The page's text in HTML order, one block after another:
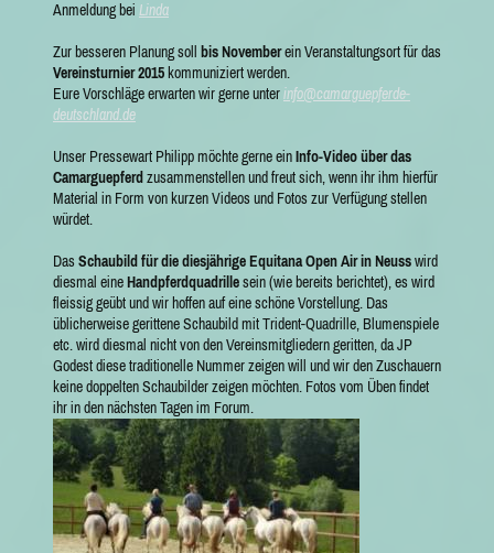
Anmeldung bei Linda
Zur besseren Planung soll bis Novemberein Veranstaltungsort für das
Vereinsturnier 2015 kommuniziert werden.
Eure Vorschläge erwarten wir gerne unterinfo@camarguepferde-
deutschland.de
Unser Pressewart Philipp möchte gerne einInfo-Video über das
Camarguepferd zusammenstellen und freut sich, wenn ihr ihm hierfür
Material in Form von kurzen Videos und Fotos zur Verfügung stellen
würdet.
DasSchaubild für die diesjährige Equitana Open Air in Neusswird
diesmal eineHandpferdquadrillesein (wie bereits berichtet), es wird
fleissig geübt und wir hoffen auf eine schöne Vorstellung. Das
üblicherweise gerittene Schaubild mit Trident-Quadrille, Blumenspiele
etc. wird diesmal nicht von den Vereinsmitgliedern geritten, da JP
Godest diese traditionelle Nummer zeigen will und wir den Zuschauern
keine doppelten Schaubilder zeigen möchten. Fotos vom Üben findet
ihr in den nächsten Tagen im Forum.